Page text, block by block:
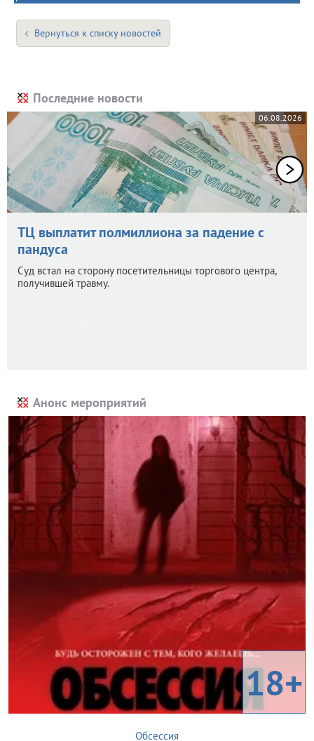
Вернуться к списку новостей
Последние новости
06.08.2026
ТЦ выплатит полмиллиона за падение с
пандуса
Суд встал на сторону посетительницы торгового центра,
получившей травму.
Анонс мероприятий
18+
Обсессия